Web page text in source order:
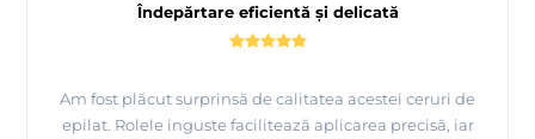
Îndepărtare eficientă și delicată
Am fost plăcut surprinsă de calitatea acestei ceruri de
epilat. Rolele inguste facilitează aplicarea precisă, iar